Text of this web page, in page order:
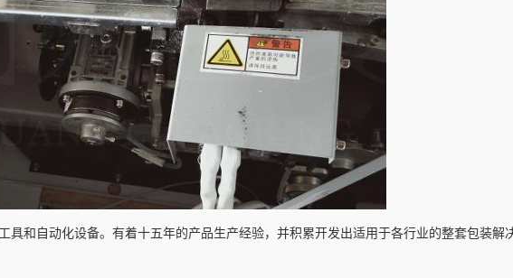
和自动化设备。有着十五年的产品生产经验，并积累开发出适用于各行业的整套包装解